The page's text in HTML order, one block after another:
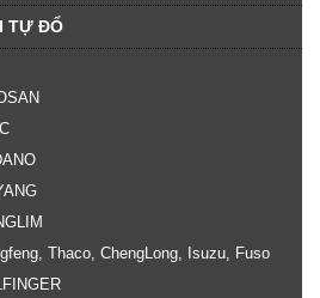
TỰ ĐỔ
Thaco, ChengLong, Isuzu, Fuso